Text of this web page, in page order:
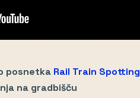
posnetka Rail Train Spotting
na gradbišču